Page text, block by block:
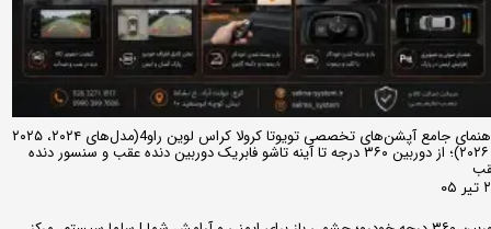
راهنمای جامع آپشن‌های تخصصی تویوتا کرولا کراس لوین راو4(مدل‌های ۲۰۲۴، ۲۰۲۵
و ۲۰۲۶)؛ از دوربین ۳۶۰ درجه تا آینه تاشو فابریک دوربین دنده عقب و سنسور دنده